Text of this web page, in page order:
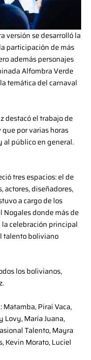
versión se desarrolló la
participación de más
además personajes
Alfombra Verde
temática del carnaval
destacó el trabajo de
por varias horas
al público en general.
tres espacios: el de
actores, diseñadores,
a cargo de los
Nogales donde más de
celebración principal
talento boliviano
los bolivianos,
Piraí Vaca,
Lovy, María Juana,
Talento, Mayra
Kevin Morato, Luciel